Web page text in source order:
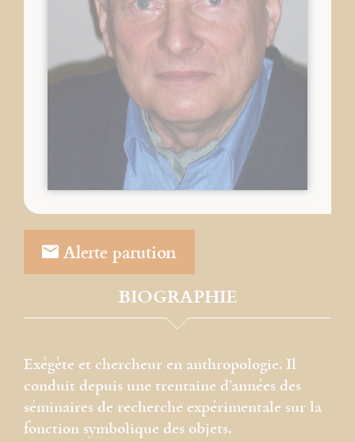
Alerte parution
BIOGRAPHIE
Exégète et chercheur en anthropologie. Il
conduit depuis une trentaine d’années des
séminaires de recherche expérimentale sur la
fonction symbolique des objets.